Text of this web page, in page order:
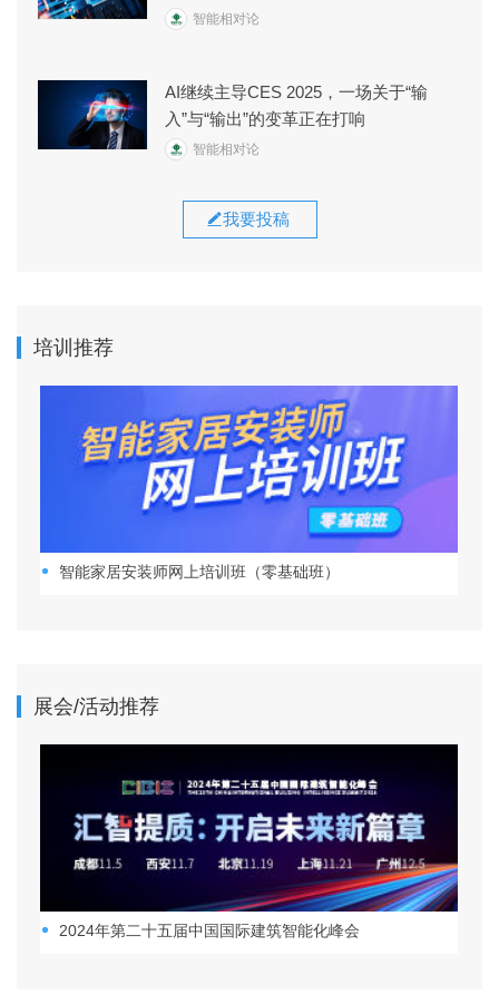
智能相对论
AI继续主导CES 2025，一场关于“输
入”与“输出”的变革正在打响
智能相对论
我要投稿
培训推荐
智能家居安装师网上培训班（零基础班）
展会/活动推荐
2024年第二十五届中国国际建筑智能化峰会